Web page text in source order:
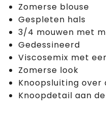
Zomerse blouse
Gespleten hals
3/4 mouwen met
Gedessineerd
Viscosemix met
Zomerse look
Knoopsluiting over
Knoopdetail aan